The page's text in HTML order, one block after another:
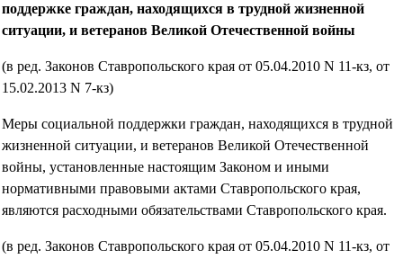
поддержке граждан, находящихся в трудной жизненной
ситуации, и ветеранов Великой Отечественной войны
(в ред. Законов Ставропольского края от 05.04.2010 N 11-кз, от
15.02.2013 N 7-кз)
Меры социальной поддержки граждан, находящихся в трудной
жизненной ситуации, и ветеранов Великой Отечественной
войны, установленные настоящим Законом и иными
нормативными правовыми актами Ставропольского края,
являются расходными обязательствами Ставропольского края.
(в ред. Законов Ставропольского края от 05.04.2010 N 11-кз, от